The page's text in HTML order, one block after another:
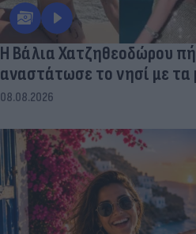
Η Βάλια Χατζηθεοδώρου
αναστάτωσε το νησί με τα
08.08.2026